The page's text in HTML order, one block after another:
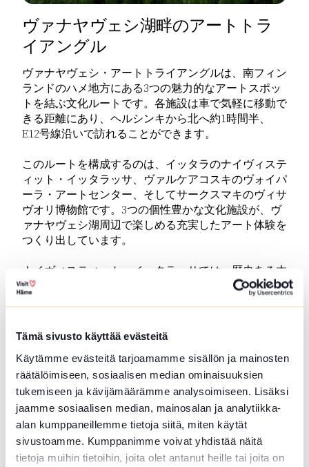
Tämä sivusto käyttää evästeitä
Käytämme evästeitä tarjoamamme sisällön ja mainosten
räätälöimiseen, sosiaalisen median ominaisuuksien
tukemiseen ja kävijämäärämme analysoimiseen. Lisäksi
jaamme sosiaalisen median, mainosalan ja analytiikka-
alan kumppaneillemme tietoja siitä, miten käytät
sivustoamme. Kumppanimme voivat yhdistää näitä
tietoja muihin tietoihin, joita olet antanut heille tai joita on
ヴァナヤヴェシ湖畔のアートトラ
イアングル
ヴァナヤヴェシ・アートトライアングルは、南フィン
ランドのハメ地方にある3つの魅力的なアートスポッ
トを結ぶ文化ルートです。各施設は車で気軽に移動で
きる距離にあり、ヘルシンキから北へ約1時間半、
E12号線沿いで訪れることができます。
このルートを構成するのは、イッタラのナイヴィステ
ィット・イッタラッサ、ヴァルケアコスキのヴォイパ
ーラ・アートセンター、そしてサークスマキのヴィサ
ヴオリ博物館です。3つの個性豊かな文化施設が、ヴ
ァナヤヴェシ湖周辺で楽しめる充実したアート体験を
つくり出しています。
ナイヴィスティット・イッタラッサでは、歴史ある木
造校舎を舞台に、フィンランドで最もよく知られる年
次ナイーブアート展が開催されます。夏の展覧会で
紹介され、現代フィンランドのナイーブアートを幅広
く楽しむことができます。会場全体には、親しみやす
く和やかな雰囲気が広がっています。
ヴァルケアコスキにあるヴォイパーラ・アートセンタ
ーでは、湖畔の邸宅風景の中で、現代美術、写真、デ
ザインの企画展が開催されています。歴史ある環境と
多彩な芸術表現が調和し、一年を通してさまざまな文
化プログラムを楽しめるのも魅力です。